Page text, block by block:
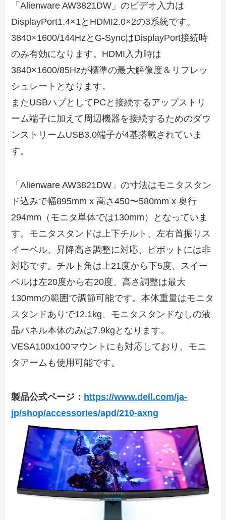
「Alienware AW3821DW」のビデオ入力は
DisplayPort1.4×1とHDMI2.0×2の3系統です。
3840×1600/144HzとG-SyncはDisplayPort接続時
のみ有効になります。HDMI入力時は
3840×1600/85Hzが標準の最大解像度＆リフレッ
シュレートとなります。
またUSBハブとしてPCと接続するアップストリ
ーム端子に加えて周辺機器を接続するためのダウ
ンストリームUSB3.0端子が4基搭載されていま
す。
「Alienware AW3821DW」の寸法はモニタスタン
ド込みで幅895mm x 高さ450〜580mm x 奥行
294mm（モニタ単体では130mm）となっていま
す。モニタスタンドは上下チルト、左右首振りス
イーベル、昇降高さ調整に対応、ピボットには非
対応です。チルト角は上21度から下5度、スイー
ベルは左20度から右20度、高さ調整は最大
130mmの範囲で調節可能です。本体重量はモニタ
スタンドありで12.1kg、モニタスタンドなしの液
晶パネル本体のみは7.9kgとなります。
VESA100x100マウントにも対応しており、モニ
タアームも使用可能です。
製品公式ページ： https://www.dell.com/ja-
jp/shop/accessories/apd/210-axng